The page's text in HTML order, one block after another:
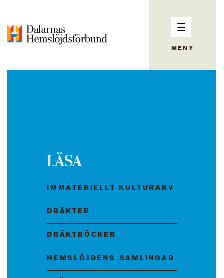
MENY
LÄSA
IMMATERIELLT KULTURARV
DRÄKTER
DRÄKTBÖCKER
HEMSLÖJDENS SAMLINGAR